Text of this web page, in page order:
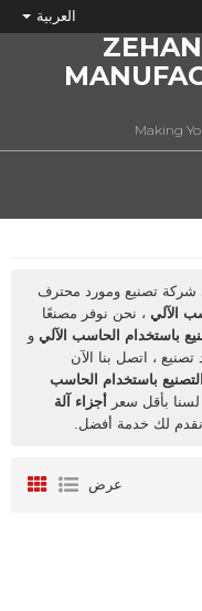
العربية
Making
تصنيع ومورد محترف
الآلي ، نحن نوفر مصنعًا
باستخدام الحاسب الآلي و
تصنيع ، اتصل بنا الآن
باستخدام الحاسب
بأقل سعر
أجزاء آلة
لك خدمة أفضل.
عرض